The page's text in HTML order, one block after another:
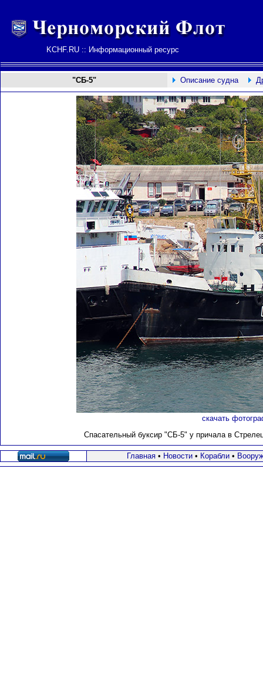
KCHF.RU :: Информационный ресурс
"СБ-5" Описание судна
скачать
Спасательный буксир "СБ-5" у причала в
Главная• Новости• Корабли•